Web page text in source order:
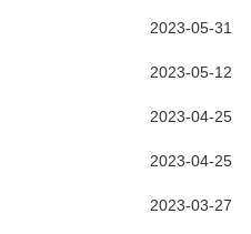
2023-05-31
2023-05-12
2023-04-25
2023-04-25
2023-03-27